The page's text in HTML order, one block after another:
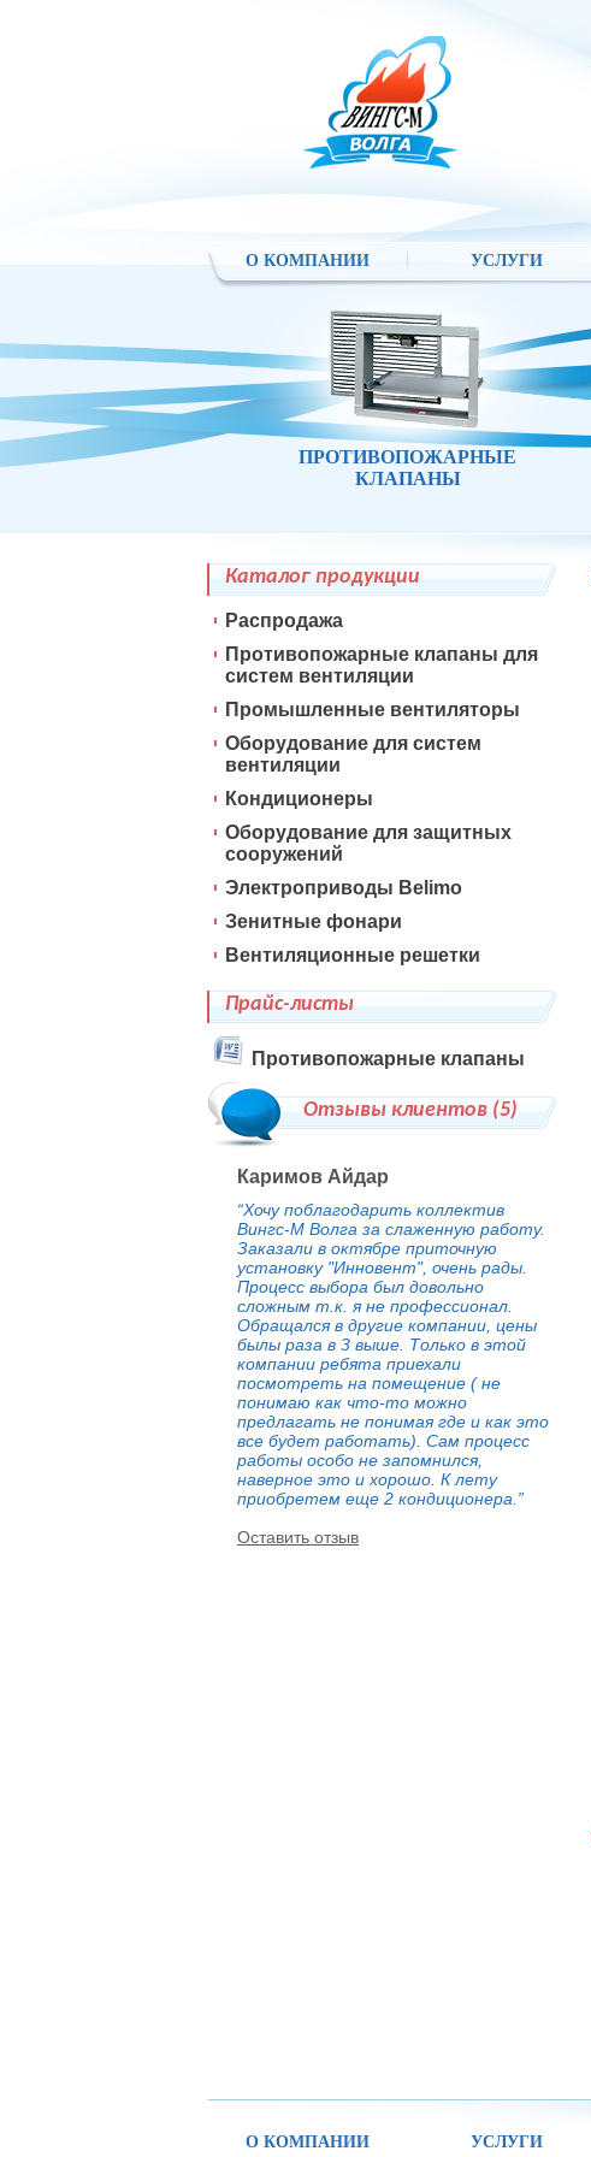
О КОМПАНИИ УСЛУГИ
ПРОТИВОПОЖАРНЫЕ
КЛАПАНЫ
Каталог продукции
Распродажа
Противопожарные клапаны для
систем вентиляции
Промышленные вентиляторы
Оборудование для систем
вентиляции
Кондиционеры
Оборудование для защитных
сооружений
Электроприводы Belimo
Зенитные фонари
Вентиляционные решетки
Прайс-листы
Противопожарные клапаны
Отзывы клиентов (5)
Каримов Айдар
“Хочу поблагодарить коллектив
Вингс-М Волга за слаженную работу.
Заказали в октябре приточную
установку "Инновент", очень рады.
Процесс выбора был довольно
сложным т.к. я не профессионал.
Обращался в другие компании, цены
былы раза в 3 выше. Только в этой
компании ребята приехали
посмотреть на помещение ( не
понимаю как что-то можно
предлагать не понимая где и как это
все будет работать). Сам процесс
работы особо не запомнился,
наверное это и хорошо. К лету
приобретем еще 2 кондиционера.”
Оставить отзыв
О КОМПАНИИ УСЛУГИ